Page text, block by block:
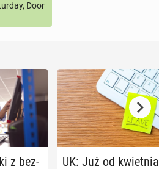
Door
z bez­
UK: Już od kwiet­nia